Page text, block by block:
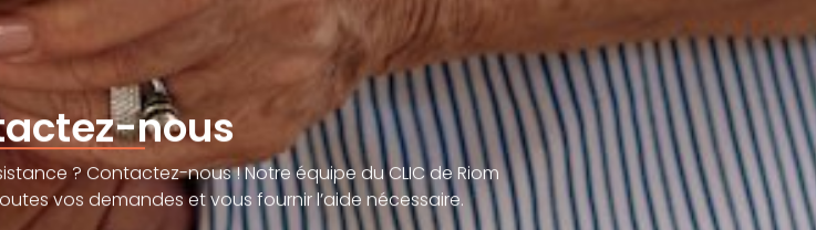
nous
? Contactez-nous ! Notre équipe du CLIC de Riom
vos demandes et vous fournir l’aide nécessaire.